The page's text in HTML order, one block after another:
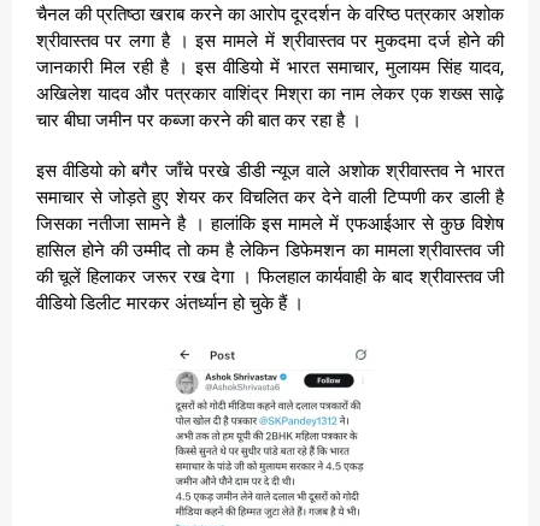
चैनल की प्रतिष्ठा खराब करने का आरोप दूरदर्शन के वरिष्ठ पत्रकार अशोक
श्रीवास्तव पर लगा है । इस मामले में श्रीवास्तव पर मुकदमा दर्ज होने की
जानकारी मिल रही है । इस वीडियो में भारत समाचार, मुलायम सिंह यादव,
अखिलेश यादव और पत्रकार वाशिंद्र मिश्रा का नाम लेकर एक शख्स साढ़े
चार बीघा जमीन पर कब्जा करने की बात कर रहा है ।
इस वीडियो को बगैर जाँचे परखे डीडी न्यूज वाले अशोक श्रीवास्तव ने भारत
समाचार से जोड़ते हुए शेयर कर विचलित कर देने वाली टिप्पणी कर डाली है
जिसका नतीजा सामने है । हालांकि इस मामले में एफआईआर से कुछ विशेष
हासिल होने की उम्मीद तो कम है लेकिन डिफेमशन का मामला श्रीवास्तव जी
की चूलें हिलाकर जरूर रख देगा । फिलहाल कार्यवाही के बाद श्रीवास्तव जी
वीडियो डिलीट मारकर अंतर्ध्यान हो चुके हैं ।